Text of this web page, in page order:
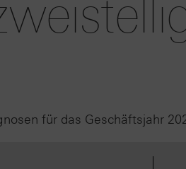
für das Geschäftsjahr